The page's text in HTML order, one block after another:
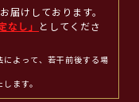
届けしております。
なし」
としてくださ
よって、若干前後する場
ます。